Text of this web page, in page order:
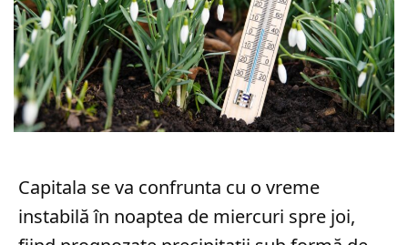
Capitala se va confrunta cu o vreme
instabilă în noaptea de miercuri spre joi,